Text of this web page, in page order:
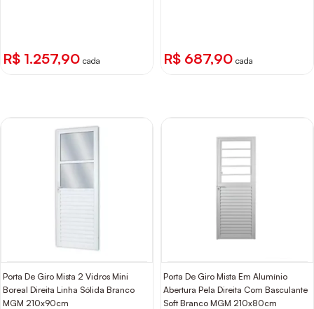
R$ 1.257,90 cada R$ 687,90 cada
Porta De Giro Mista 2 Vidros Mini
Boreal Direita Linha Sólida Branco
MGM 210x90cm
Porta De Giro Mista Em Alumínio
Abertura Pela Direita Com Basculante
Soft Branco MGM 210x80cm